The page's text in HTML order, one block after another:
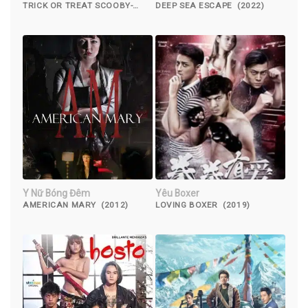
TRICK OR TREAT SCOOBY-
DEEP SEA ESCAPE (2022)
Y Nữ Bóng Đêm
AMERICAN MARY (2012)
Yêu Boxer
LOVING BOXER (2019)